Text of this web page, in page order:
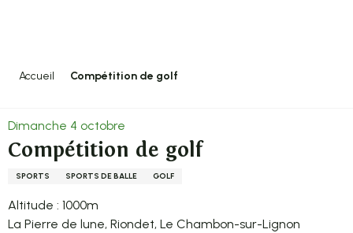
Accueil Compétition de golf
Dimanche 4 octobre
Compétition de golf
SPORTS SPORTS DE BALLE GOLF
Altitude : 1000m
La Pierre de lune, Riondet, Le Chambon-sur-Lignon